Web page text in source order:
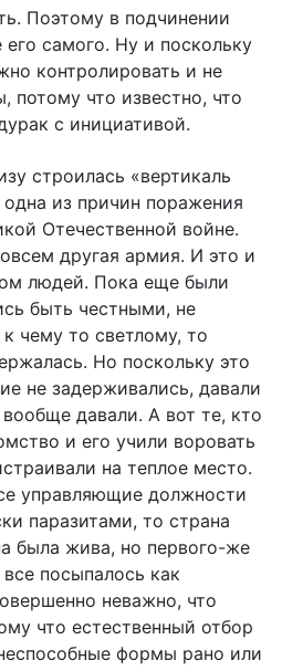
Поэтому в подчинении
его самого. Ну и поскольку
контролировать и не
потому что известно, что
с инициативой.
строилась «вертикаль
из причин поражения
Отечественной войне.
другая армия. И это и
людей. Пока еще были
быть честными, не
чему то светлому, то
Но поскольку это
не задерживались, давали
давали. А вот те, кто
и его учили воровать
на теплое место.
управляющие должности
паразитами, то страна
была жива, но первого-же
посыпалось как
неважно, что
что естественный отбор
формы рано или